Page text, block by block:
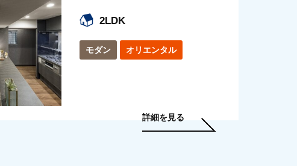
2LDK
モダン オリエンタル
詳細を見る